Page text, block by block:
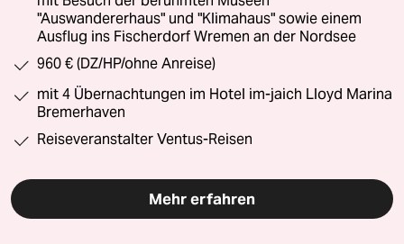
"Auswandererhaus" und "Klimahaus" sowie einem
Ausflug ins Fischerdorf Wremen an der Nordsee
960 € (DZ/HP/ohne Anreise)
mit 4 Übernachtungen im Hotel im-jaich Lloyd Marina
Bremerhaven
Reiseveranstalter Ventus-Reisen
Mehr erfahren